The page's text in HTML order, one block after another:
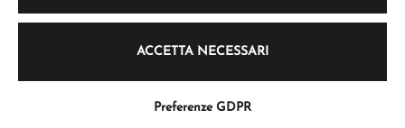
a
i
a
i
i
e
ACCETTA NECESSARI
Preferenze GDPR